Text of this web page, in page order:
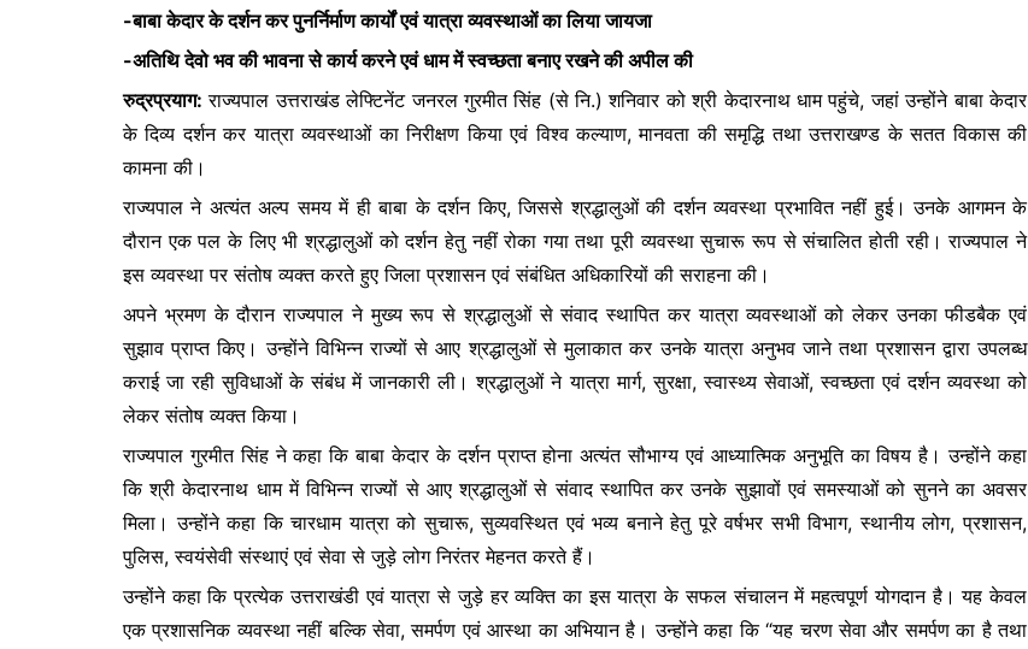
c
e
b
o
o
k
itt
er
at
s
A
p
s
s
e
n
er
-बाबा केदार के दर्शन कर पुनर्निर्माण कार्यों एवं यात्रा व्यवस्थाओं का लिया जायजा
-अतिथि देवो भव की भावना से कार्य करने एवं धाम में स्वच्छता बनाए रखने की अपील की
रुद्रप्रयाग: राज्यपाल उत्तराखंड लेफ्टिनेंट जनरल गुरमीत सिंह (से नि.) शनिवार को श्री केदारनाथ धाम पहुंचे, जहां उन्होंने बाबा केदार
के दिव्य दर्शन कर यात्रा व्यवस्थाओं का निरीक्षण किया एवं विश्व कल्याण, मानवता की समृद्धि तथा उत्तराखण्ड के सतत विकास की
कामना की।
राज्यपाल ने अत्यंत अल्प समय में ही बाबा के दर्शन किए, जिससे श्रद्धालुओं की दर्शन व्यवस्था प्रभावित नहीं हुई। उनके आगमन के
दौरान एक पल के लिए भी श्रद्धालुओं को दर्शन हेतु नहीं रोका गया तथा पूरी व्यवस्था सुचारू रूप से संचालित होती रही। राज्यपाल ने
इस व्यवस्था पर संतोष व्यक्त करते हुए जिला प्रशासन एवं संबंधित अधिकारियों की सराहना की।
अपने भ्रमण के दौरान राज्यपाल ने मुख्य रूप से श्रद्धालुओं से संवाद स्थापित कर यात्रा व्यवस्थाओं को लेकर उनका फीडबैक एवं
सुझाव प्राप्त किए। उन्होंने विभिन्न राज्यों से आए श्रद्धालुओं से मुलाकात कर उनके यात्रा अनुभव जाने तथा प्रशासन द्वारा उपलब्ध
कराई जा रही सुविधाओं के संबंध में जानकारी ली। श्रद्धालुओं ने यात्रा मार्ग, सुरक्षा, स्वास्थ्य सेवाओं, स्वच्छता एवं दर्शन व्यवस्था को
लेकर संतोष व्यक्त किया।
राज्यपाल गुरमीत सिंह ने कहा कि बाबा केदार के दर्शन प्राप्त होना अत्यंत सौभाग्य एवं आध्यात्मिक अनुभूति का विषय है। उन्होंने कहा
कि श्री केदारनाथ धाम में विभिन्न राज्यों से आए श्रद्धालुओं से संवाद स्थापित कर उनके सुझावों एवं समस्याओं को सुनने का अवसर
मिला। उन्होंने कहा कि चारधाम यात्रा को सुचारू, सुव्यवस्थित एवं भव्य बनाने हेतु पूरे वर्षभर सभी विभाग, स्थानीय लोग, प्रशासन,
पुलिस, स्वयंसेवी संस्थाएं एवं सेवा से जुड़े लोग निरंतर मेहनत करते हैं।
उन्होंने कहा कि प्रत्येक उत्तराखंडी एवं यात्रा से जुड़े हर व्यक्ति का इस यात्रा के सफल संचालन में महत्वपूर्ण योगदान है। यह केवल
एक प्रशासनिक व्यवस्था नहीं बल्कि सेवा, समर्पण एवं आस्था का अभियान है। उन्होंने कहा कि “यह चरण सेवा और समर्पण का है तथा